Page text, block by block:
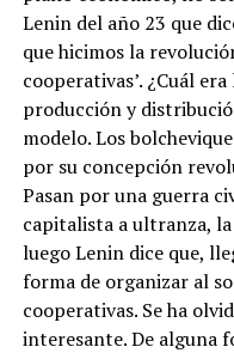
Lenin del año 23 que
que hicimos la
cooperativas’. ¿Cuál
producción y
modelo. Los
por su concepción
Pasan por una guerra
capitalista a ultranza,
luego Lenin dice que,
forma de organizar al
cooperativas. Se ha
interesante. De alguna